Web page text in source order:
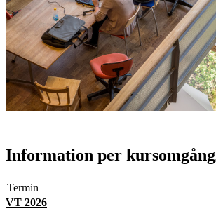
Information per kursomgång
Termin
VT 2026